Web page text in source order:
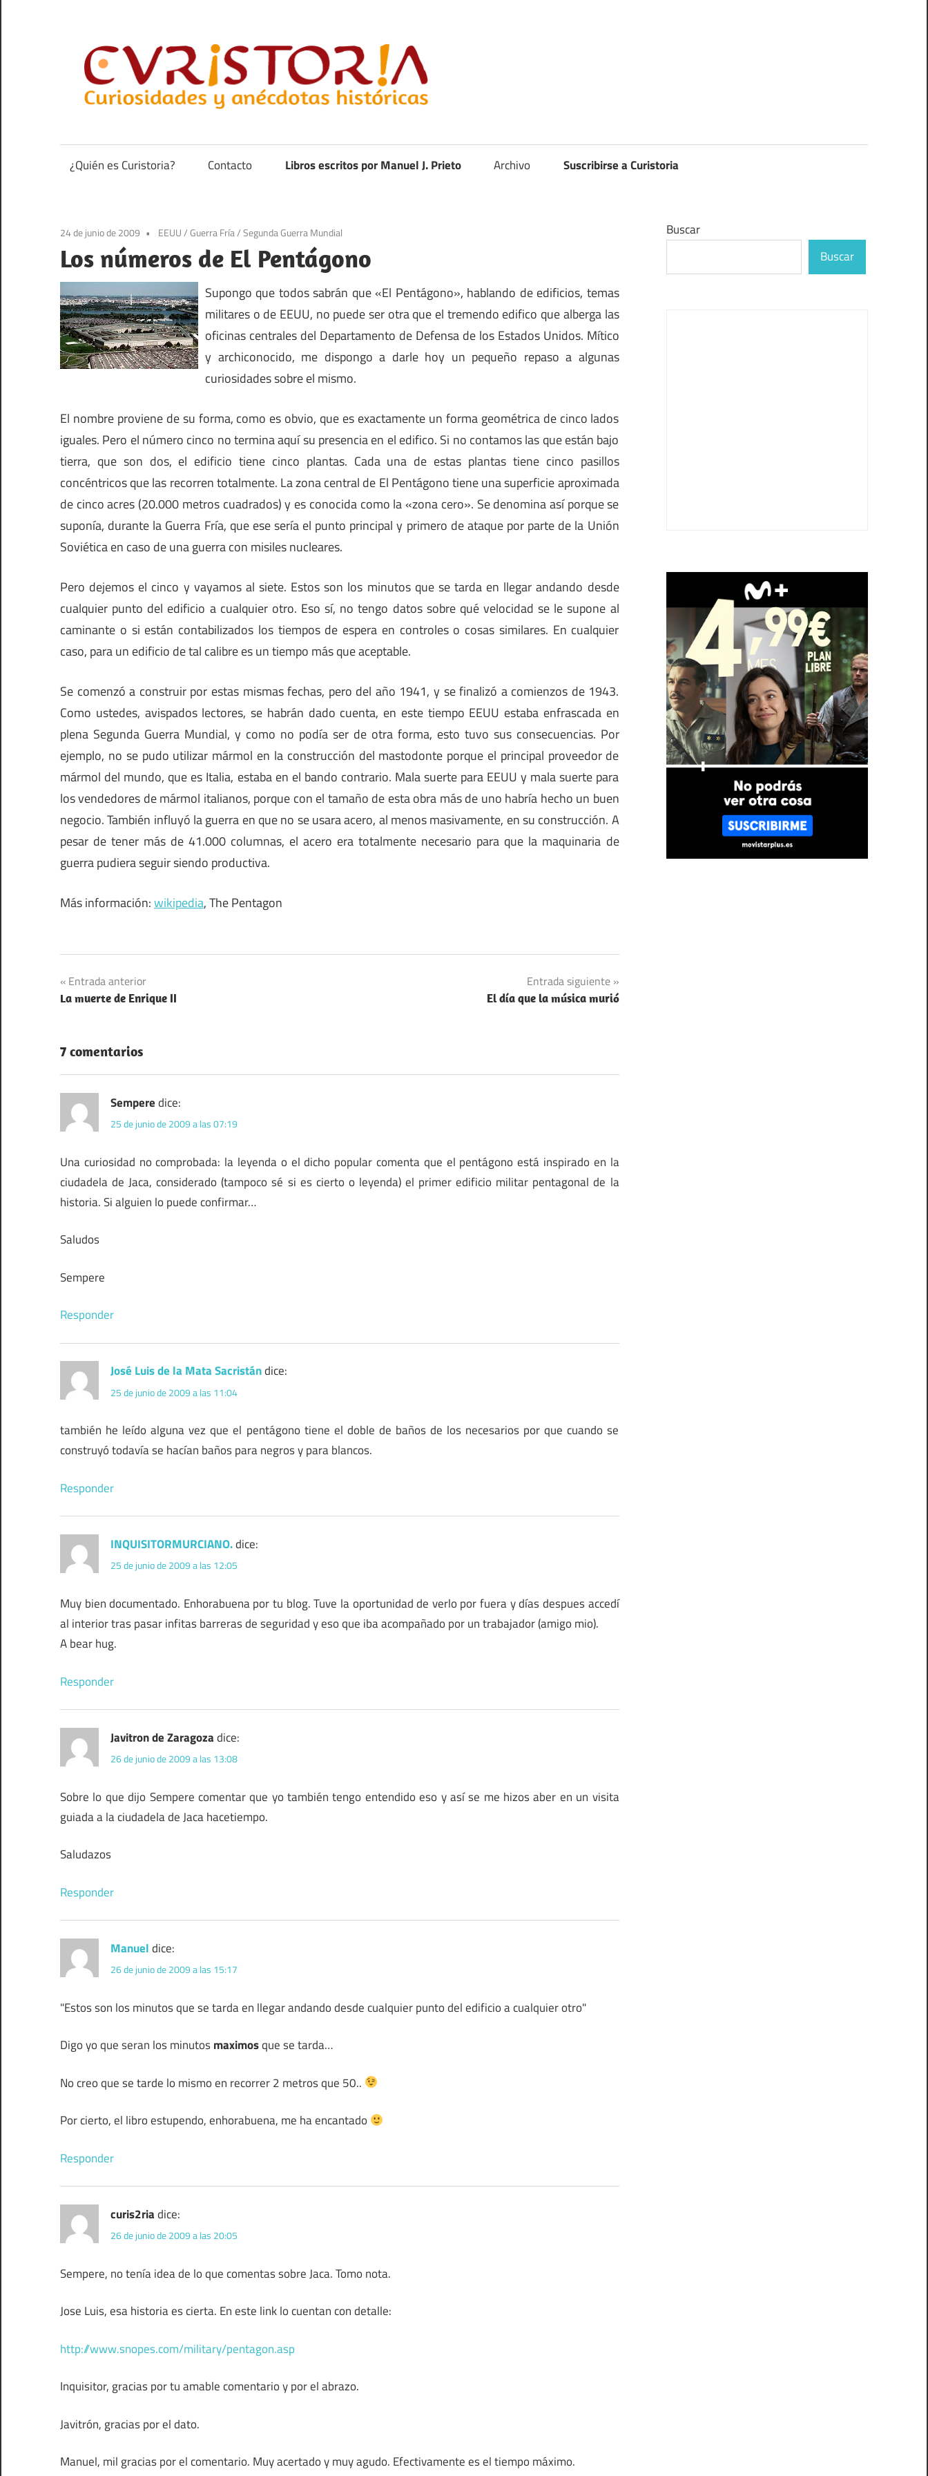
contenido
anécdotas
de
¿Quién es Curistoria? Contacto Libros escritos por Manuel J. Prieto Archivo Suscribirse a Curistoria
24 de junio de 2009 EEUU/Guerra Fría/Segunda Guerra Mundial
Los números de El Pentágono
Supongo que todos sabrán que «El Pentágono», hablando de edificios, temas
militares o de EEUU, no puede ser otra que el tremendo edifico que alberga las
oficinas centrales del Departamento de Defensa de los Estados Unidos. Mítico
y archiconocido, me dispongo a darle hoy un pequeño repaso a algunas
curiosidades sobre el mismo.
El nombre proviene de su forma, como es obvio, que es exactamente un forma geométrica de cinco lados
iguales. Pero el número cinco no termina aquí su presencia en el edifico. Si no contamos las que están bajo
tierra, que son dos, el edificio tiene cinco plantas. Cada una de estas plantas tiene cinco pasillos
concéntricos que las recorren totalmente. La zona central de El Pentágono tiene una superficie aproximada
de cinco acres (20.000 metros cuadrados) y es conocida como la «zona cero». Se denomina así porque se
suponía, durante la Guerra Fría, que ese sería el punto principal y primero de ataque por parte de la Unión
Soviética en caso de una guerra con misiles nucleares.
Pero dejemos el cinco y vayamos al siete. Estos son los minutos que se tarda en llegar andando desde
cualquier punto del edificio a cualquier otro. Eso sí, no tengo datos sobre qué velocidad se le supone al
caminante o si están contabilizados los tiempos de espera en controles o cosas similares. En cualquier
caso, para un edificio de tal calibre es un tiempo más que aceptable.
Se comenzó a construir por estas mismas fechas, pero del año 1941, y se finalizó a comienzos de 1943.
Como ustedes, avispados lectores, se habrán dado cuenta, en este tiempo EEUU estaba enfrascada en
plena Segunda Guerra Mundial, y como no podía ser de otra forma, esto tuvo sus consecuencias. Por
ejemplo, no se pudo utilizar mármol en la construcción del mastodonte porque el principal proveedor de
mármol del mundo, que es Italia, estaba en el bando contrario. Mala suerte para EEUU y mala suerte para
los vendedores de mármol italianos, porque con el tamaño de esta obra más de uno habría hecho un buen
negocio. También influyó la guerra en que no se usara acero, al menos masivamente, en su construcción. A
pesar de tener más de 41.000 columnas, el acero era totalmente necesario para que la maquinaria de
guerra pudiera seguir siendo productiva.
Más información:wikipedia, The Pentagon
Navegación
de
entradas
Entrada anterior
La muerte de Enrique II
Entrada siguiente
El día que la música murió
7 comentarios
Semperedice:
25 de junio de 2009 a las 07:19
Una curiosidad no comprobada: la leyenda o el dicho popular comenta que el pentágono está inspirado en la
ciudadela de Jaca, considerado (tampoco sé si es cierto o leyenda) el primer edificio militar pentagonal de la
historia. Si alguien lo puede confirmar…
Saludos
Sempere
Responder
José Luis de la Mata Sacristándice:
25 de junio de 2009 a las 11:04
también he leído alguna vez que el pentágono tiene el doble de baños de los necesarios por que cuando se
construyó todavía se hacían baños para negros y para blancos.
Responder
INQUISITORMURCIANO.dice:
25 de junio de 2009 a las 12:05
Muy bien documentado. Enhorabuena por tu blog. Tuve la oportunidad de verlo por fuera y días despues accedí
al interior tras pasar infitas barreras de seguridad y eso que iba acompañado por un trabajador (amigo mio).
A bear hug.
Responder
Javitron de Zaragozadice:
26 de junio de 2009 a las 13:08
Sobre lo que dijo Sempere comentar que yo también tengo entendido eso y así se me hizos aber en un visita
guiada a la ciudadela de Jaca hacetiempo.
Saludazos
Responder
Manueldice:
26 de junio de 2009 a las 15:17
"Estos son los minutos que se tarda en llegar andando desde cualquier punto del edificio a cualquier otro"
Digo yo que seran los minutosmaximosque se tarda…
No creo que se tarde lo mismo en recorrer 2 metros que 50..
Por cierto, el libro estupendo, enhorabuena, me ha encantado
Responder
curis2riadice:
26 de junio de 2009 a las 20:05
Sempere, no tenía idea de lo que comentas sobre Jaca. Tomo nota.
Jose Luis, esa historia es cierta. En este link lo cuentan con detalle:
http://www.snopes.com/military/pentagon.asp
Inquisitor, gracias por tu amable comentario y por el abrazo.
Javitrón, gracias por el dato.
Manuel, mil gracias por el comentario. Muy acertado y muy agudo. Efectivamente es el tiempo máximo.
Buscar
Buscar